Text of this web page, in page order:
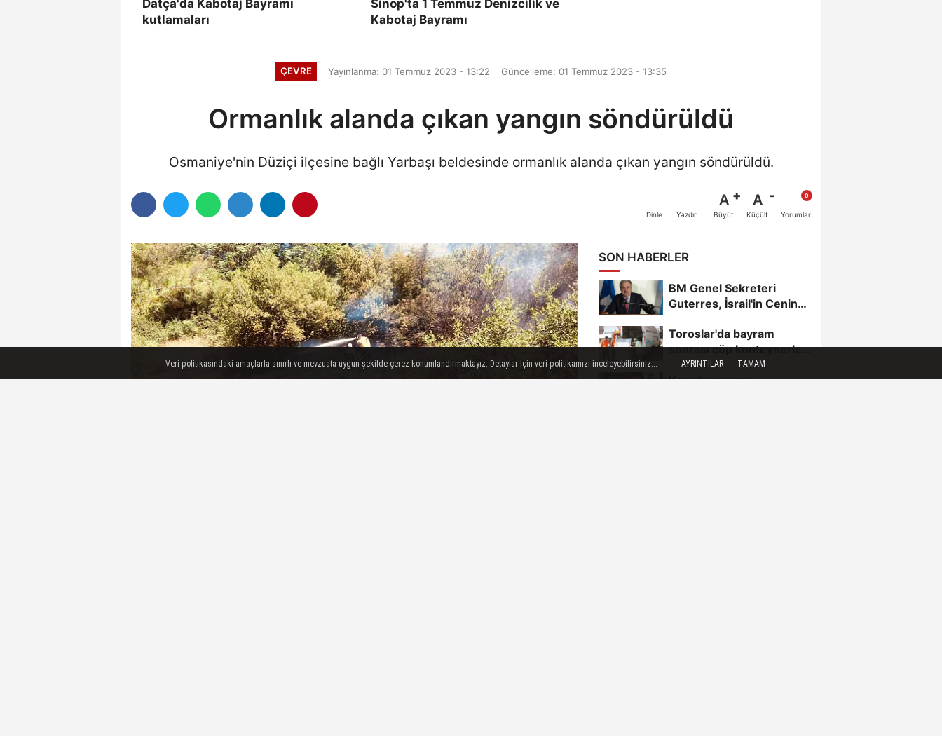
Datça'da Kabotaj Bayramı
kutlamaları
Sinop'ta 1 Temmuz Denizcilik ve
Kabotaj Bayramı
ÇEVRE Yayınlanma: 01 Temmuz 2023 - 13:22 Güncelleme: 01 Temmuz 2023 - 13:35
Ormanlık alanda çıkan yangın söndürüldü
Osmaniye'nin Düziçi ilçesine bağlı Yarbaşı beldesinde ormanlık alanda çıkan yangın söndürüldü.
Dinle Yazdır
A
Büyüt
A
Küçült Yorumlar
SON HABERLER
BM Genel Sekreteri
Guterres, İsrail'in Cenin
Toroslar'da bayram
sonrası çöp konteynerleri
dezenfekte edildi
Karadeniz gazı,
Veri politikasındaki amaçlarla sınırlı ve mevzuata uygun şekilde çerez konumlandırmaktayız. Detaylar için veri politikamızı inceleyebilirsiniz... AYRINTILAR TAMAM